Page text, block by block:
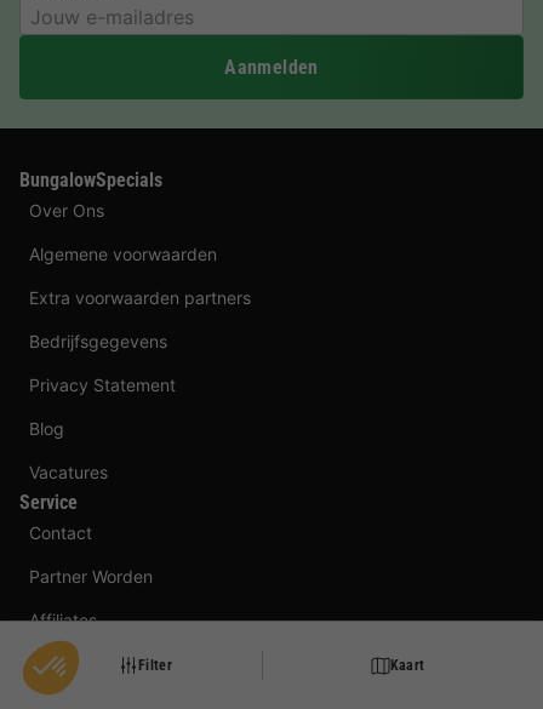
Filter Kaart
Aanmelden
BungalowSpecials
Over Ons
Algemene voorwaarden
Extra voorwaarden partners
Bedrijfsgegevens
Privacy Statement
Blog
Vacatures
Service
Contact
Partner Worden
Affiliates
Klachten